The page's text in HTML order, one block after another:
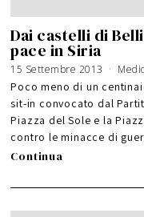
Dai castelli di
pace in Siria
15 Settembre 2013
i
u
g
n
2
0
1
6
Poco meno di un
sit-in convocato dal
Piazza del Sole e la
contro le minacce di
Continua